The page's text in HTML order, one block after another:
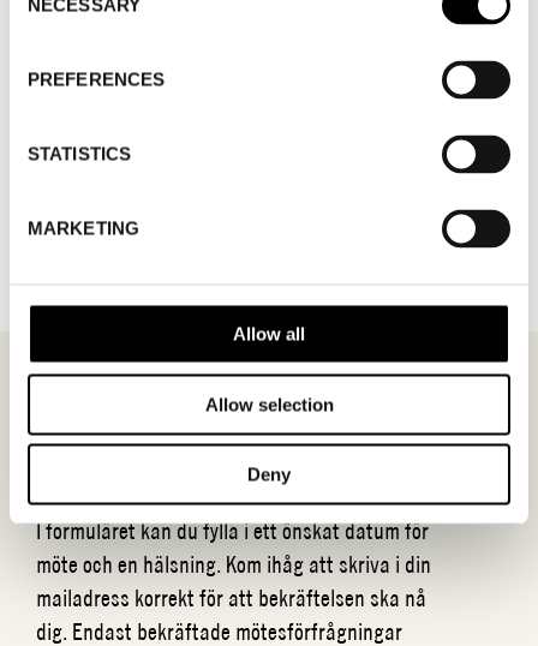
Selection
NECESSARY
PREFERENCES
STATISTICS
MARKETING
Allow all
Allow selection
Deny
MÖTESFÖRFRÅGANKVILL
I formuläret kan du fylla i ett önskat datum för
möte och en hälsning. Kom ihåg att skriva i din
mailadress korrekt för att bekräftelsen ska nå
dig. Endast bekräftade mötesförfrågningar